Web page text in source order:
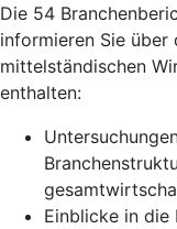
Die 54
informieren Sie über
mittelständischen
enthalten:
Einblicke in